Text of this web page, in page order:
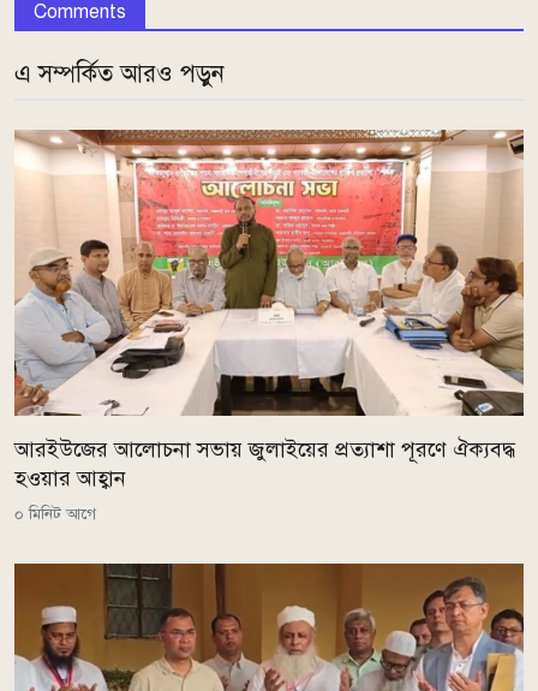
Comments
এ সম্পর্কিত আরও পড়ুন
আরইউজের আলোচনা সভায় জুলাইয়ের প্রত্যাশা পূরণে ঐক্যবদ্ধ
হওয়ার আহ্বান
০ মিনিট আগে